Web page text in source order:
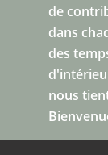
de
dans
des
nous